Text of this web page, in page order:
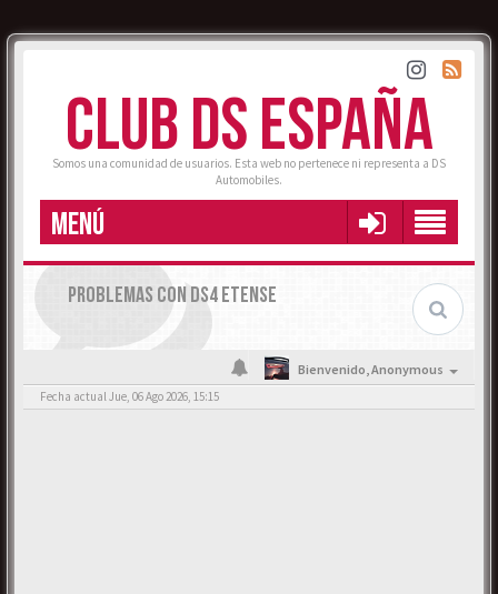
CLUB DS ESPAÑA
Somos una comunidad de usuarios. Esta web no pertenece ni representa a DS
Automobiles.
MENÚ
PROBLEMAS CON DS4 ETENSE
Bienvenido,Anonymous
Fecha actual Jue, 06 Ago 2026, 15:15